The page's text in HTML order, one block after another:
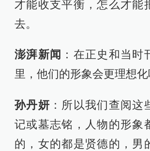
才能收支平衡，怎么才能
去。
澎湃新闻 ：在正史和当时
里，他们的形象会更理想化
孙丹妍：所以我们查阅这
记或墓志铭，人物的形象
的，女的都是贤德的，男